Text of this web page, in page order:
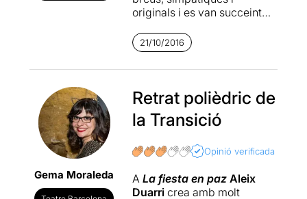
originals i es van succeint
mostrar-nos un ampli ventall
de situacions. Hi
reconeixerem el context
del “destape”,carlistes...) i
els seus personatges (
Adolfo Suárez, Paul Preston,
espais que són, d'alguna
manera, en la memòria
col·lectiva i que
identificarem fàcilment.
21/10/2016
Gema Moraleda
Retrat polièdric de
la Transició
Opinió verificada
A La fiesta en paz Aleix
Duarricrea amb molt